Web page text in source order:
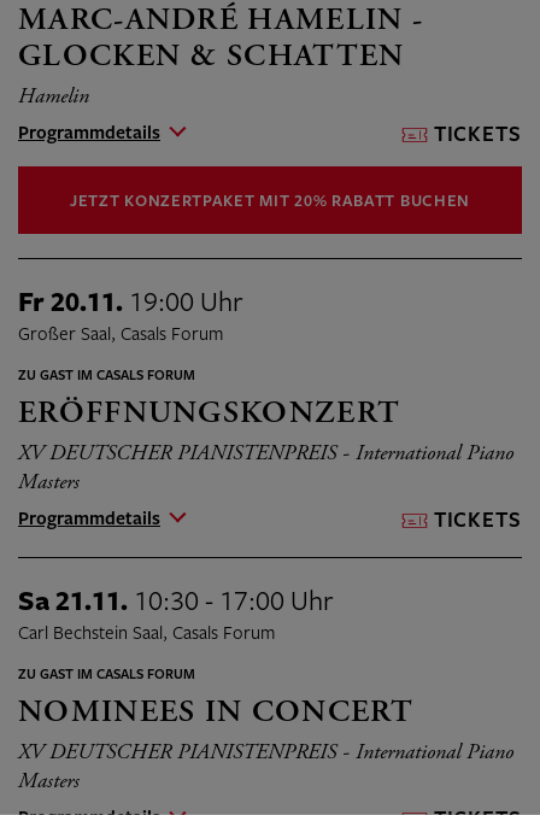
MARC-ANDRÉ HAMELIN -
GLOCKEN & SCHATTEN
Hamelin
Programmdetails TICKETS
JETZT KONZERTPAKET MIT 20% RABATT BUCHEN
Fr 20.11. 19:00 Uhr
Großer Saal, Casals Forum
ZU GAST IM CASALS FORUM
ERÖFFNUNGSKONZERT
XV DEUTSCHER PIANISTENPREIS - International Piano
Masters
Programmdetails TICKETS
Sa 21.11. 10:30 - 17:00 Uhr
Carl Bechstein Saal, Casals Forum
ZU GAST IM CASALS FORUM
NOMINEES IN CONCERT
XV DEUTSCHER PIANISTENPREIS - International Piano
Masters